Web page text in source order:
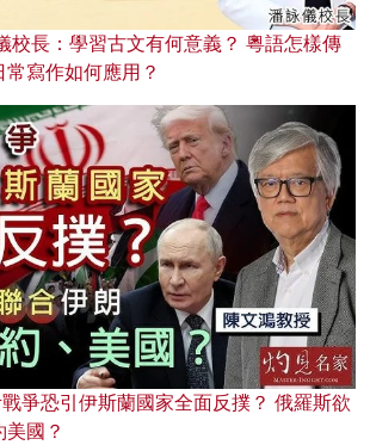
校長：學習古文有何意義？ 粵語怎樣傳
寫作如何應用？
爭恐引伊斯蘭國家全面反撲？ 俄羅斯欲
國？